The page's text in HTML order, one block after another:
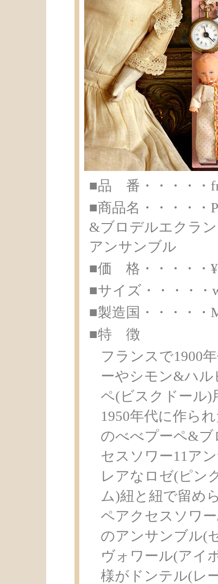
■品 番・・・・・
■商品名・・・・・
&ブロデルエクラ
アンサンブル
■価 格・・・・・¥
■サイズ・・・・・
■製造国・・・・・
■特 徴
フランスで1900
ーやシモン&ハ
ペ(ビスクドール)
1950年代に作ら
のべべプーペ&
セスソワー11ア
レアなロゼ(ピン
ム)紐と紐で留め
ペアクセスソワ
のアンサンブル(
ヴォワール(アイ
様がドンテル(レ